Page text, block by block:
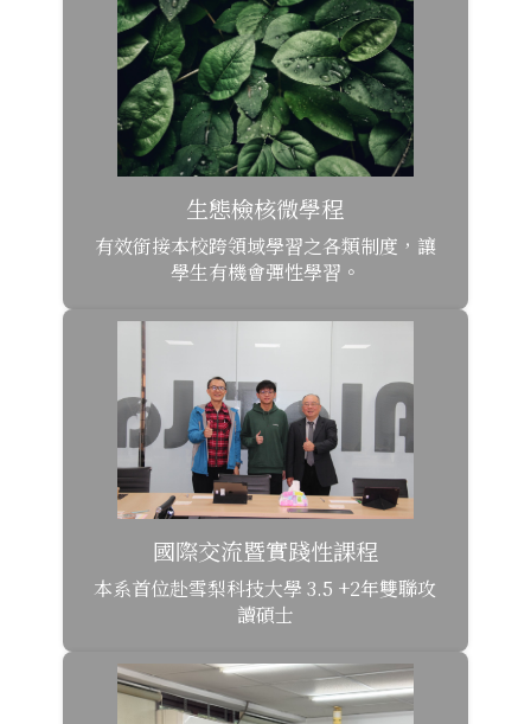
生態檢核微學程
有效銜接本校跨領域學習之各類制度，讓
學生有機會彈性學習。
國際交流暨實踐性課程
本系首位赴雪梨科技大學 3.5 +2年雙聯攻
讀碩士